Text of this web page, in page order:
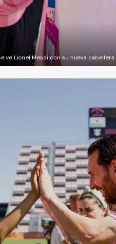
ve Lionel Messi con su nueva